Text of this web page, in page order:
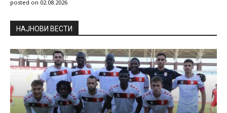
posted on 02.08.2026
НAЈНОВИ ВЕСТИ